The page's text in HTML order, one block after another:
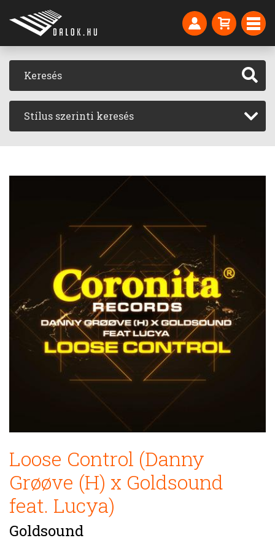
Stílus szerinti keresés
Loose Control (Danny
Grøøve (H) x Goldsound
feat. Lucya)
Goldsound